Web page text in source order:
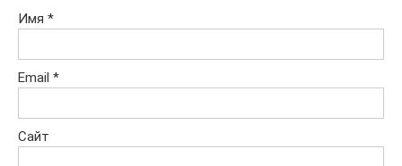
Имя *
Email *
Сайт